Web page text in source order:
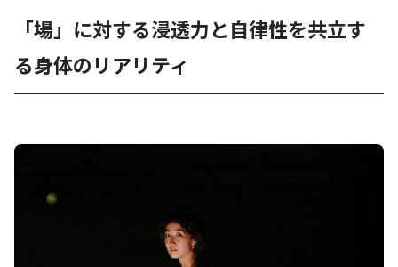
「場」に対する浸透力と自律性を共立す
る身体のリアリティ